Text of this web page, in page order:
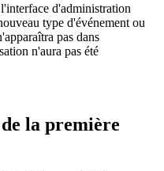
l'interface d'administration
type d'événement ou
'apparaîtra pas dans
n'aura pas été
de la première